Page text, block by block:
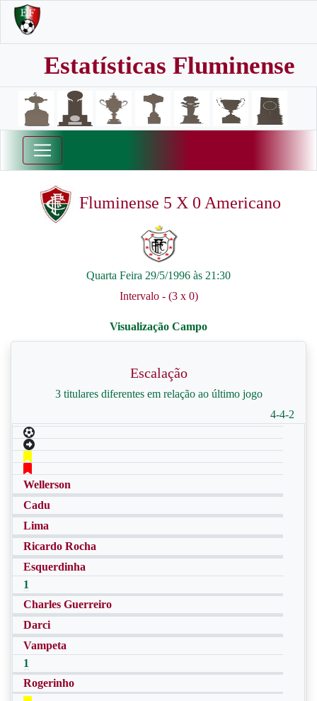
Estatísticas Fluminense
Fluminense 5 X 0 Americano
Quarta Feira 29/5/1996 às 21:30
Intervalo - (3 x 0)
Escalação
3 titulares diferentes em relação ao último jogo
4-4-2
Wellerson
Cadu
Lima
Ricardo Rocha
Esquerdinha
1
Charles Guerreiro
Darci
Vampeta
1
Rogerinho